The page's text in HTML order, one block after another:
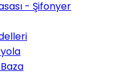
- Şifonyer